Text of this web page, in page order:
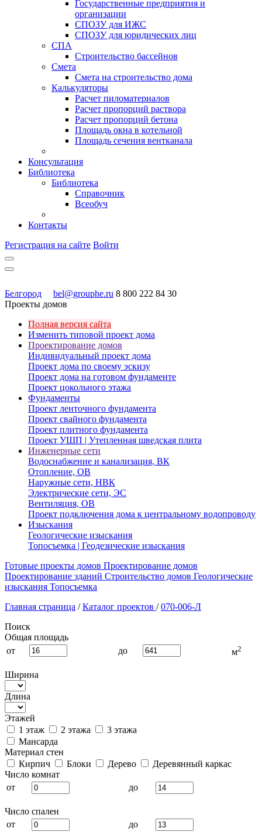
Государственные предприятия и
организации
СПОЗУ для ИЖС
СПОЗУ для юридических лиц
СПА
Строительство бассейнов
Смета
Смета на строительство дома
Калькуляторы
Расчет пиломатериалов
Расчет пропорций раствора
Расчет пропорций бетона
Площадь окна в котельной
Площадь сечения вентканала
Консультация
Библиотека
Библиотека
Справочник
Всеобуч
Контакты
Регистрация на сайте Войти
Белгород bel@grouphe.ru 8 800 222 84 30
Проекты домов
Полная версия сайта
Изменить типовой проект дома
Проектирование домов
Индивидуальный проект дома
Проект дома по своему эскизу
Проект дома на готовом фундаменте
Проект цокольного этажа
Фундаменты
Проект ленточного фундамента
Проект свайного фундамента
Проект плитного фундамента
Проект УШП | Утепленная шведская плита
Инженерные сети
Водоснабжение и канализация, ВК
Отопление, ОВ
Наружные сети, НВК
Электрические сети, ЭС
Вентиляция, ОВ
Проект подключения дома к центральному водопроводу
Изыскания
Геологические изыскания
Топосъемка | Геодезические изыскания
Готовые проекты домов Проектирование домов
Проектирование зданий Строительство домов Геологические
изыскания Топосъемка
Главная страница / Каталог проектов / 070-006-Л
Поиск
Общая площадь
от
до м2
Ширина
Длина
Этажей
1 этаж
2 этажа
3 этажа
Мансарда
Материал стен
Кирпич
Блоки Дерево
Деревянный каркас
Число комнат
от
до
Число спален
от
до